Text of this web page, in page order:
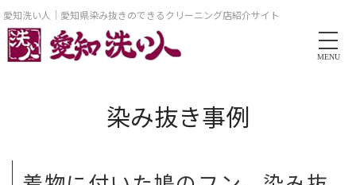
愛知洗い人｜愛知県染み抜きのできるクリーニング店紹介サイト
MENU
染み抜き事例